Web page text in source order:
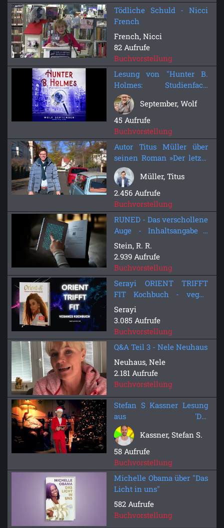
Tödliche Schuld - Nicci
French
French, Nicci
82 Aufrufe
Buchvorstellung
Lesung von "Hunter B.
Holmes: Studienfach
Mord" - Wolf September
September, Wolf
45 Aufrufe
Buchvorstellung
Autor Titus Müller über
seinen Roman »Der letzte
Auftrag« (KGB-Villa)
Müller, Titus
2.456 Aufrufe
Buchvorstellung
RUNED - Das verschollene
Auge - Inhaltsangabe -
Fantasy Buch
Stein, R. R.
2.939 Aufrufe
Buchvorstellung
Serayi ORIENT TRIFFT
FIT Kochbuch - vegan
Film
Serayi
3.085 Aufrufe
Buchvorstellung
Q&A Teil 3 - Nele Neuhaus
Neuhaus, Nele
2.181 Aufrufe
Buchvorstellung
Stefan S Kassner Lesung
aus 'Die
Weihnachtsagenten'
Ashera VerlagKassner, Stefan S.
58 Aufrufe
Buchvorstellung
Michelle Obama über "Das
Licht in uns"
582 Aufrufe
Buchvorstellung